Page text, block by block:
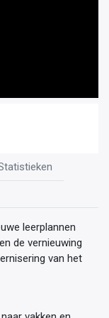
leerplannen
de vernieuwing
van het